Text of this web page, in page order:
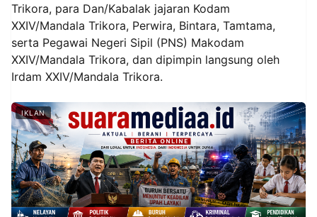
Trikora, para Dan/Kabalak jajaran Kodam
XXIV/Mandala Trikora, Perwira, Bintara, Tamtama,
serta Pegawai Negeri Sipil (PNS) Makodam
XXIV/Mandala Trikora, dan dipimpin langsung oleh
Irdam XXIV/Mandala Trikora.
IKLAN